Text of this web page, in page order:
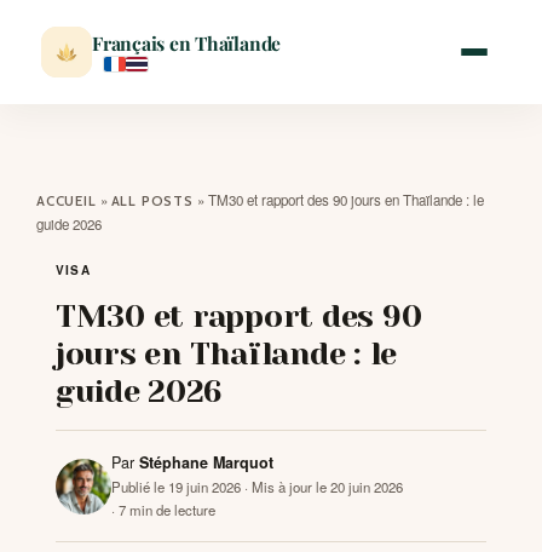
Français en Thaïlande
VISITER
MÉTÉO
EXPATRIATION
BLOG
ACCUEIL » ALL POSTS » TM30 et rapport des 90 jours en Thaïlande : le
guide 2026
VISA
TM30 et rapport des 90
jours en Thaïlande : le
guide 2026
Par Stéphane Marquot
Publié le 19 juin 2026 · Mis à jour le 20 juin 2026
· 7 min de lecture